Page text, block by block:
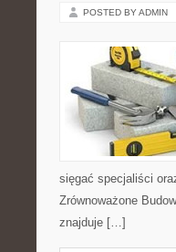
POSTED BY ADMIN
sięgać specjaliści
Zrównoważone
znajduje […]